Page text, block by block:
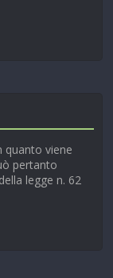
quanto viene
pertanto
legge n. 62